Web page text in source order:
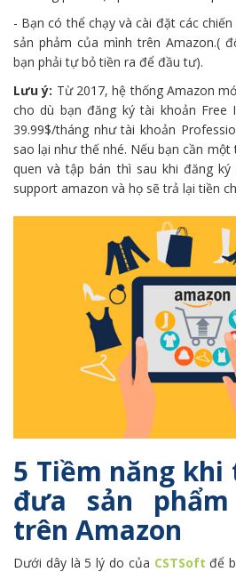
- Bạn có thể chạy và cài đặt các
sản phảm của mình trên Amazon.(
bạn phải tự bỏ tiền ra để đầu tư).
Lưu ý: Từ 2017, hệ thống Amazon
cho dù bạn đăng ký tài khoản Free
39.99$/tháng như tài khoản
sao lại như thế nhé. Nếu bạn cần
quen và tập bán thì sau khi đăng
support amazon và họ sẽ trả lại tiền
5 Tiềm năng khi
đưa sản
trên Amazon
Dưới dây là 5 lý do của CSTSoft để